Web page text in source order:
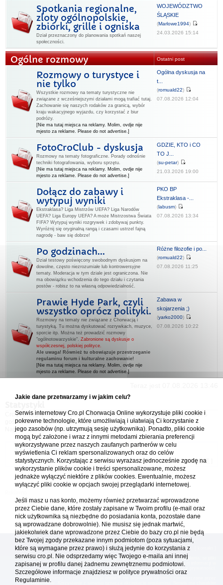
Spotkania regionalne,
zloty ogólnopolskie,
zbiórki, grille i ogniska
Dział przeznaczony do planowania spotkań naszej
społeczności.
WOJEWÓDZTWO
ŚLĄSKIE
(Marlowe1994)
24.03.2026 15:14
Ogólne rozmowy Ostatni post
Rozmowy o turystyce i
nie tylko
Wszystkie rozmowy na tematy turystyczne nie
związane z wcześniejszymi działami mogą trafiać tutaj.
Zachowanie się naszych rodaków za granicą, wybór
kraju wakacyjnego wyjazdu, czy korzystać z biur
podróży.
[Nie ma tutaj miejsca na reklamy. Molim, ovdje nije
mjesto za reklame. Please do not advertise.]
Ogólna dyskusja na
t...
(romuald22)
07.08.2026 12:04
FotoCroClub - dyskusja
Rozmowy na tematy fotograficzne. Porady odnośnie
techniki fotografowania, wyboru sprzętu.
[Nie ma tutaj miejsca na reklamy. Molim, ovdje nije
mjesto za reklame. Please do not advertise.]
GDZIE, KTO i CO
TO J...
(su-petar)
21.03.2026 19:00
Dołącz do zabawy i
wytypuj wyniki
Ekstraklasa? Liga Mistrzów UEFA? Liga Narodów
UEFA? Liga Europy UEFA? A może Mistrzostwa Świata
FIFA? Wytypuj wyniki rozgrywek i zdobywaj punkty.
Wyróżnij się oryginalną rangą i czasami ustrzel fajną
nagrodę - baw się dobrze!
PKO BP
Ekstraklasa -...
(labusm)
07.08.2026 13:34
Po godzinach...
Dział testowy poświęcony swobodnym dyskusjom na
dowolne, często niezrozumiałe lub kontrowersyjne
tematy. Moderacja w tym dziale jest ograniczona. Nie
ma obowiązku wchodzenia do tego działu i czytania
postów - robisz to na własną odpowiedzialność.
Różne filozofie i po...
(romuald22)
07.08.2026 11:25
Prawie Hyde Park, czyli
wszystko oprócz polityki.
Rozmowy na tematy nie związane z Chorwacją i
turystyką. Tu można dyskutować rozrywkach, muzyce,
sporcie itp. Można też prowadzić rozmowy
"ogólnotowarzyskie". Zabronione są dyskusje o
współczesnej, polskiej polityce.
Ale uwaga! Również tu obowiązuje przestrzeganie
regulaminu forum i kulturalne zachowanie!
[Nie ma tutaj miejsca na reklamy. Molim, ovdje nije
mjesto za reklame. Please do not advertise.]
Zabawa w
skojarzenia ;)
(yarko2000)
07.08.2026 10:22
Cro.pl przegląda179użytkowników :: 4 zidentyfikowanych, 0 ukrytych i 175
gości (dane z ostatnich 3 minut)
Najwięcej użytkowników online ( 5542) było 21.04.2026 01:12
Forum Chorwacja Online - Cro.pl
Usuń ciasteczka• Strefa czasowa: UTC + 1 (Polska - czas zimowy) [ DST
[reklama ] [
Platforma cro.pl© Chorwacja online™ wykorzystuje cookies do prawidłowego działania, te pliki
gromadzą na Twoim komputerze dane ułatwiające korzystanie z serwisu; więcej informacji w
Redakcja platformy cro.pl© Chorwacja online™ nie odpowiada za treści zamieszczone przez
użytkowników. Korzystanie z serwisu oznacza akceptację regulaminu. Serwis ma charakter
Jakie dane przetwarzamy i w jakim celu?
Serwis internetowy Cro.pl Chorwacja Online wykorzystuje pliki cookie i
pokrewne technologie, które umożliwiają i ułatwiają Ci korzystanie z
jego zasobów (np. utrzymują sesję użytkownika). Ponadto, pliki cookie
mogą być założone i wraz z innymi metodami zbierania preferencji
wykorzystywane przez naszych zaufanych partnerów w celu
wyświetlenia Ci reklam spersonalizowanych oraz do celów
statystycznych. Korzystając z serwisu wyrażasz jednocześnie zgodę na
wykorzystanie plików cookie i treści spersonalizowane, możesz
jednakże wyłączyć niektóre z plików cookies. Ewentualnie, możesz
wyłączyć pliki cookie w opcjach swojej przeglądarki internetowej.
Jeśli masz u nas konto, możemy również przetwarzać wprowadzone
przez Ciebie dane, które zostały zapisane w Twoim profilu (e-mail oraz
nick użytkownika są niezbędne do posiadania konta, pozostałe dane
są wprowadzane dobrowolnie). Nie musisz się jednak martwić,
jakiekolwiek dane wprowadzone przez Ciebie do bazy cro.pl nie będą
bez Twojej zgody przekazane innym podmiotom (poza sytuacjami,
które są wymagane przez prawo) i służą jedynie do korzystania z
serwisu cro.pl. Nie odsprzedamy więc Twojego e-maila ani innej
zapisanej w profilu danej żadnemu zewnętrznemu podmiotowi.
Szczegółowe informacje znajdziesz w polityce prywatności oraz
Regulaminie.